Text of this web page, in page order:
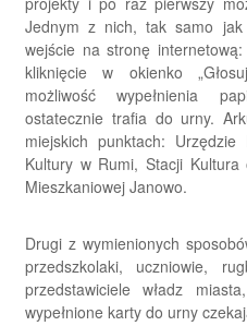
Jednym z nich, tak samo
wejście na stronę
kliknięcie w okienko
możliwość wypełnienia
ostatecznie trafia do urny.
miejskich punktach:
Kultury w Rumi, Stacji Kultura
Mieszkaniowej Janowo.
Drugi z wymienionych
przedszkolaki, uczniowie,
przedstawiciele władz
wypełnione karty do urny